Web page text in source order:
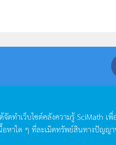
จัดทำเว็บไซต์คลังความรู้SciMath เ
หาใด ๆ ที่ละเมิดทรัพย์สินทางปัญญา